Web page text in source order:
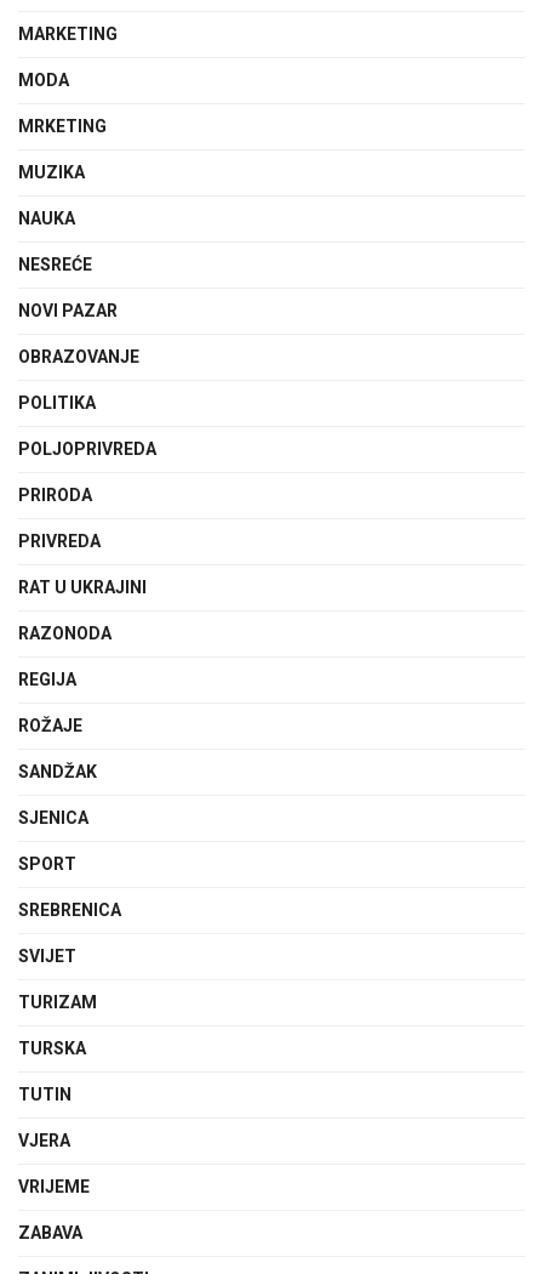
MARKETING
MODA
MRKETING
MUZIKA
NAUKA
NESREĆE
NOVI PAZAR
OBRAZOVANJE
POLITIKA
POLJOPRIVREDA
PRIRODA
PRIVREDA
RAT U UKRAJINI
RAZONODA
REGIJA
ROŽAJE
SANDŽAK
SJENICA
SPORT
SREBRENICA
SVIJET
TURIZAM
TURSKA
TUTIN
VJERA
VRIJEME
ZABAVA